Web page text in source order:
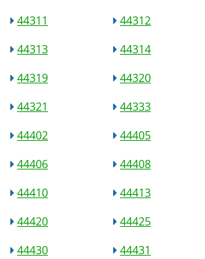
44311
44312
44313
44314
44319
44320
44321
44333
44402
44405
44406
44408
44410
44413
44420
44425
44430
44431